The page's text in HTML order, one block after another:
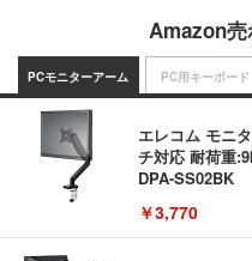
Amazon
PCモニターアーム
エレコム モニ
チ対応 耐荷重
DPA-SS02BK
￥3,770
PC用キーボード